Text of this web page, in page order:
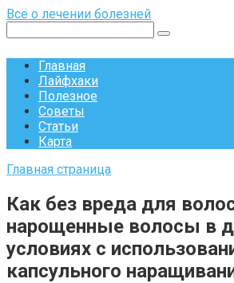
Перейти
контенту
Всё о лечении болезней
Главная
Лайфхаки
Полезное
Советы
Статьи
Карта
Главная страница
Как без вреда для
нарощенные волосы в
условиях с
капсульного